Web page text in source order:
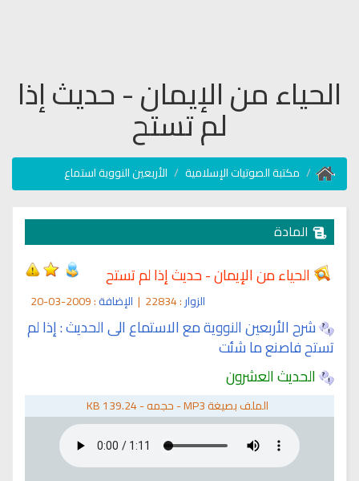
الحياء من الإيمان - حديث إذا
لم تستح
مكتبة الصوتيات الإسلامية الأربعين النووية استماع
المادة
الحياء من الإيمان - حديث إذا لم تستح
الزوار: 22834
| الإضافة: 2009-03-20
شرح الأربعين النووية مع الاستماع الى الحديث : إذا لم
تستح فاصنع ما شئت
الحديث العشرون
الملف بصيغة -حجمه -139.24 KB